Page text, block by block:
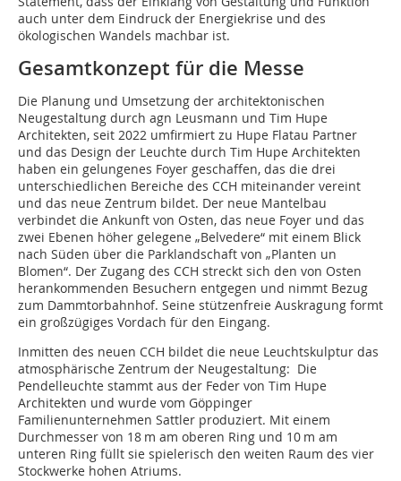
auch unter dem Eindruck der Energiekrise und des
ökologischen Wandels machbar ist.
Gesamtkonzept für die Messe
Die Planung und Umsetzung der architektonischen
Neugestaltung durch agn Leusmann und Tim Hupe
Architekten, seit 2022 umfirmiert zu Hupe Flatau Partner
und das Design der Leuchte durch Tim Hupe Architekten
haben ein gelungenes Foyer geschaffen, das die drei
unterschiedlichen Bereiche des CCH miteinander vereint
und das neue Zentrum bildet. Der neue Mantelbau
verbindet die Ankunft von Osten, das neue Foyer und das
zwei Ebenen höher gelegene „Belvedere“ mit einem Blick
nach Süden über die Parklandschaft von „Planten un
Blomen“. Der Zugang des CCH streckt sich den von Osten
herankommenden Besuchern entgegen und nimmt Bezug
zum Dammtorbahnhof. Seine stützenfreie Auskragung formt
ein großzügiges Vordach für den Eingang.
Inmitten des neuen CCH bildet die neue Leuchtskulptur das
atmosphärische Zentrum der Neugestaltung: Die
Pendelleuchte stammt aus der Feder von Tim Hupe
Architekten und wurde vom Göppinger
Familienunternehmen Sattler produziert. Mit einem
Durchmesser von 18 m am oberen Ring und 10 m am
unteren Ring füllt sie spielerisch den weiten Raum des vier
Stockwerke hohen Atriums.